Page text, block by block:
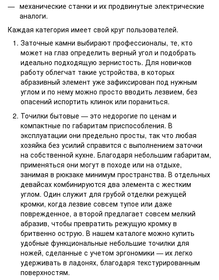
механические станки и их продвинутые электрические
аналоги.
Каждая категория имеет свой круг пользователей.
Заточные камни выбирают профессионалы, те, кто
может на глаз определить верный угол и подобрать
идеально подходящую зернистость. Для новичков
работу облегчат такие устройства, в которых
абразивный элемент уже зафиксирован под нужным
углом и по нему можно просто вводить лезвием, без
опасений испортить клинок или пораниться.
Точилки бытовые — это недорогие по ценам и
компактные по габаритам приспособления. В
эксплуатации они предельно просты, так что любая
хозяйка без усилий справится с выполнением заточки
на собственной кухне. Благодаря небольшим габаритам,
применяться они могут в походе или на отдыхе,
занимая в рюкзаке минимум пространства. В отдельных
девайсах комбинируются два элемента с жестким
углом. Один служит для грубой отделки режущей
кромки, когда лезвие совсем тупое или даже
поврежденное, а второй предлагает совсем мелкий
абразив, чтобы превратить режущую кромку в
бритвенно острую. В нашем каталоге можно купить
удобные функциональные небольшие точилки для
ножей, сделанные с учетом эргономики — их легко
удерживать в ладонях, благодаря текстурированным
поверхностям.